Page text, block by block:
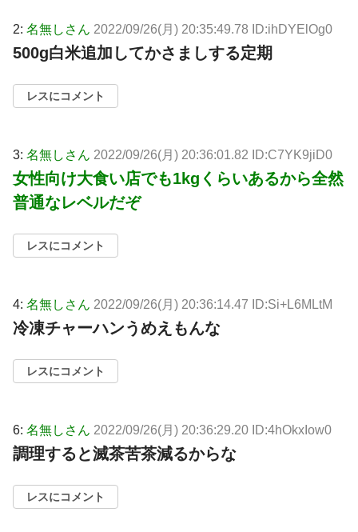
2: 名無しさん 2022/09/26(月) 20:35:49.78 ID:ihDYElOg0
500g白米追加してかさましする定期
レスにコメント
3: 名無しさん 2022/09/26(月) 20:36:01.82 ID:C7YK9jiD0
女性向け大食い店でも1kgくらいあるから全然
普通なレベルだぞ
レスにコメント
4: 名無しさん 2022/09/26(月) 20:36:14.47 ID:Si+L6MLtM
冷凍チャーハンうめえもんな
レスにコメント
6: 名無しさん 2022/09/26(月) 20:36:29.20 ID:4hOkxIow0
調理すると滅茶苦茶減るからな
レスにコメント